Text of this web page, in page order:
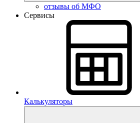
отзывы об МФО
Сервисы
Калькуляторы